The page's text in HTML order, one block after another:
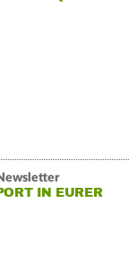
IN EURER